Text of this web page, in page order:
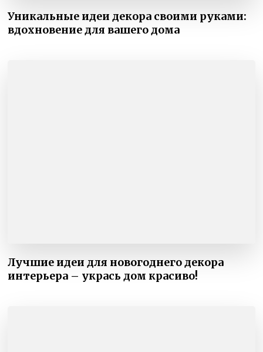
Уникальные идеи декора своими руками:
вдохновение для вашего дома
Лучшие идеи для новогоднего декора
интерьера – укрась дом красиво!